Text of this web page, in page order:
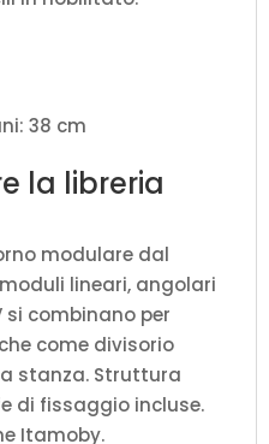
38 cm
la libreria
modulare dal
lineari, angolari
si combinano per
come divisorio
stanza. Struttura
di fissaggio incluse.
Itamoby.